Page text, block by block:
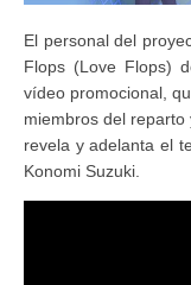
El personal del
Flops (Love Flops)
vídeo promocional,
miembros del
revela y adelanta el
Konomi Suzuki.